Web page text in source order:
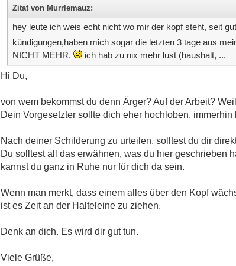
Zitat von Murrlemauz:
hey leute ich weis echt nicht wo mir der kopf steht, seit
kündigungen,haben mich sogar die letzten 3 tage aus
NICHT MEHR.
ich hab zu nix mehr lust (haushalt, ...
Hi Du,
von wem bekommst du denn Ärger? Auf der Arbeit?
Dein Vorgesetzter sollte dich eher hochloben,
Nach deiner Schilderung zu urteilen, solltest du dir
Du solltest all das erwähnen, was du hier geschrieben
kannst du ganz in Ruhe nur für dich da sein.
Wenn man merkt, dass einem alles über den Kopf
ist es Zeit an der Halteleine zu ziehen.
Denk an dich. Es wird dir gut tun.
Viele Grüße,